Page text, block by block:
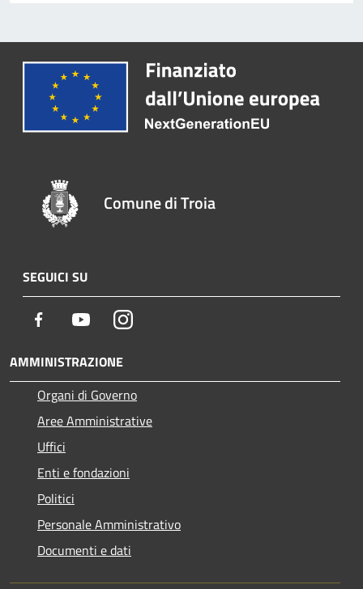
Comune di Troia
SEGUICI SU
Facebook YoutubeInstagram
AMMINISTRAZIONE
Organi di Governo
Aree Amministrative
Uffici
Enti e fondazioni
Politici
Personale Amministrativo
Documenti e dati